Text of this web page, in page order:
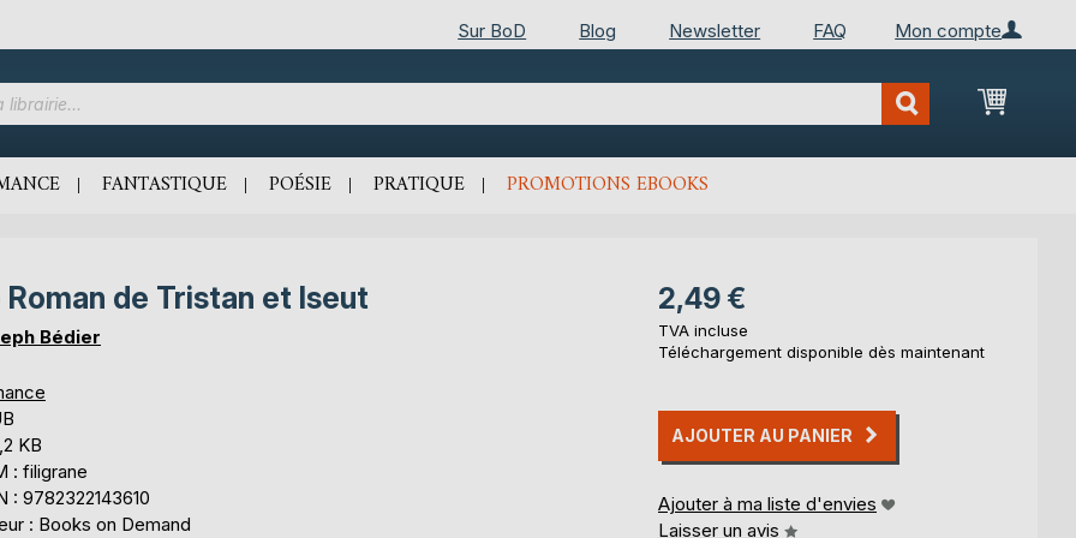
Mon compte
Sur BoD Blog Newsletter FAQ
Mon
FANTASTIQUE POÉSIE PRATIQUE PROMOTIONS EBOOKS
Roman de Tristan et Iseut
Bédier
KB
: filigrane
: 9782322143610
: Books on Demand
2,49 €
TVA incluse
Téléchargement disponible dès maintenant
AJOUTER AU PANIER
Ajouter à ma liste d'envies
Laisser un avis